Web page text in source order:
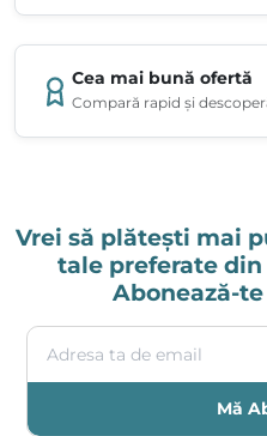
Cea mai bună ofertă
Compară rapid și
Vrei să plătești mai
tale preferate
Abonează-
Adresa ta de email
Mă